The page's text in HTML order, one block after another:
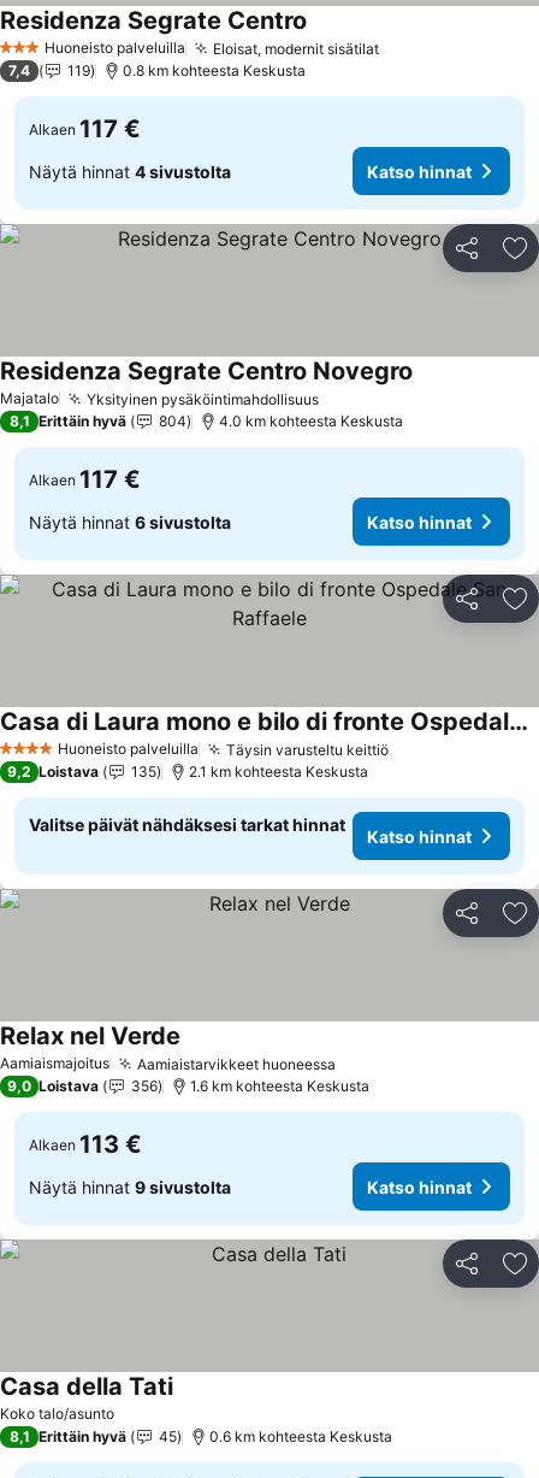
3 Tähtiluokitus
Huoneisto palveluilla Eloisat, modernit sisätilat
Residenza Segrate Centro
7,4 119 0.8 km kohteesta Keskusta
Alkaen 117 €
Näytä hinnat 4 sivustolta Katso hinnat
Jaa
Majatalo Yksityinen pysäköintimahdollisuus
Residenza Segrate Centro Novegro
8,1 Erittäin hyvä 804 4.0 km kohteesta Keskusta
Alkaen 117 €
Näytä hinnat 6 sivustolta Katso hinnat
Jaa
4 TähtiluokitusHuoneisto palveluilla Täysin varusteltu keittiö
Casa di Laura mono e bilo di fronte Ospedale San Raffaele
9,2 Loistava 135 2.1 km kohteesta Keskusta
Valitse päivät nähdäksesi tarkat hinnat
Katso hinnat
Jaa
Aamiaismajoitus Aamiaistarvikkeet huoneessa
Relax nel Verde
9,0 Loistava 356 1.6 km kohteesta Keskusta
Alkaen 113 €
Näytä hinnat 9 sivustolta Katso hinnat
Jaa
Koko talo/asunto
Casa della Tati
8,1 Erittäin hyvä 45 0.6 km kohteesta Keskusta